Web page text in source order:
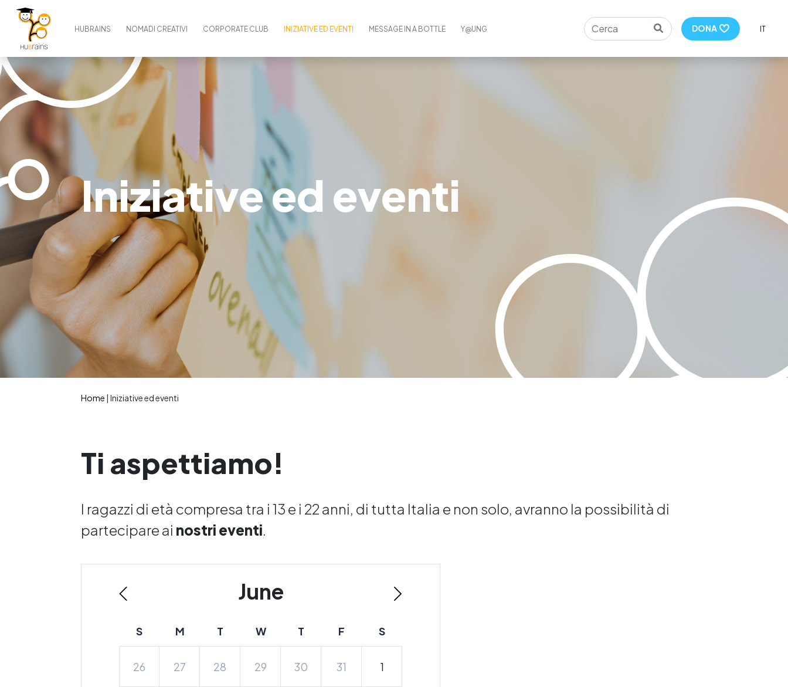
HUBRAINS NOMADI CREATIVI CORPORATE CLUB INIZIATIVE ED EVENTI MESSAGE IN A BOTTLE Y@UNG SearchDONA IT
Iniziative ed eventi
Home | Iniziative ed eventi
Ti aspettiamo!
I ragazzi di età compresa tra i 13 e i 22 anni, di tutta Italia e non solo, avranno la possibilità di
partecipare ai nostri eventi.
June
S M T W T F S
26 27 28 29 30 31 1